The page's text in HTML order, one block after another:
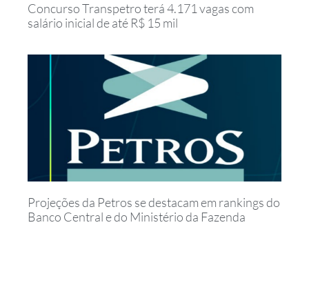
Concurso Transpetro terá 4.171 vagas com
salário inicial de até R$ 15 mil
Projeções da Petros se destacam em rankings do
Banco Central e do Ministério da Fazenda